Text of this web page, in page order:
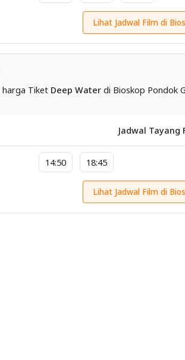
Lihat Jadwal Film di
harga Tiket Deep Waterdi Bioskop Pondok
Jadwal Tayang
14:50 18:45
Lihat Jadwal Film di